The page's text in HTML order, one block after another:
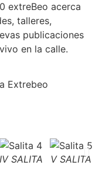
extreBeo acerca
talleres,
publicaciones
en la calle.
IV SALITA V SALITA